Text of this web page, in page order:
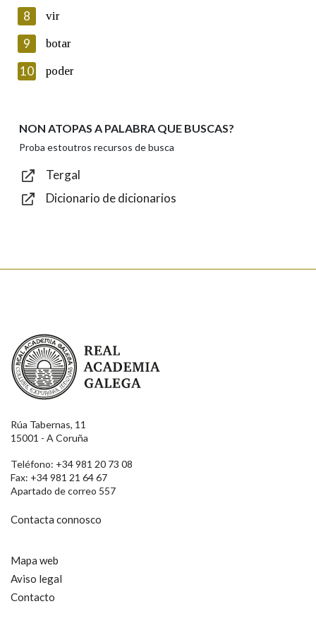
Lin e acepto as condicións da política de
Introduce o código que aparece na imaxe:
Texto de verificación
8 vir
9 botar
10 poder
NON ATOPAS A PALABRA QUE BUSCAS?
Proba estoutros recursos de busca
Tergal
Dicionario de dicionarios
Real Academia Galega
Rúa Tabernas, 11
15001 - A Coruña
Teléfono: +34 981 20 73 08
Fax: +34 981 21 64 67
Apartado de correo 557
Contacta connosco
Mapa web
Aviso legal
Contacto